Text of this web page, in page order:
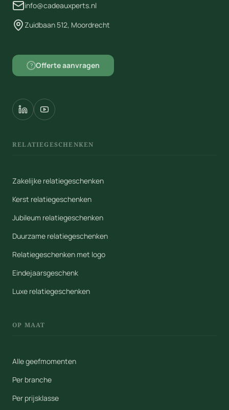
info@cadeauxperts.nl
Zuidbaan 512, Moordrecht
? Offerte aanvragen
RELATIEGESCHENKEN
Zakelijke relatiegeschenken
Kerst relatiegeschenken
Jubileum relatiegeschenken
Duurzame relatiegeschenken
Relatiegeschenken met logo
Eindejaarsgeschenk
Luxe relatiegeschenken
OP MAAT
Alle geefmomenten
Per branche
Per prijsklasse